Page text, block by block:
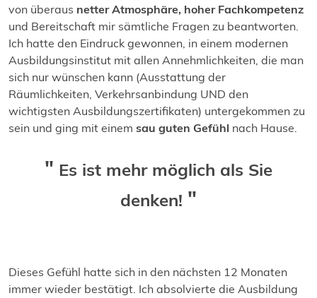
von überaus netter Atmosphäre, hoher Fachkompetenz
und Bereitschaft mir sämtliche Fragen zu beantworten.
Ich hatte den Eindruck gewonnen, in einem modernen
Ausbildungsinstitut mit allen Annehmlichkeiten, die man
sich nur wünschen kann (Ausstattung der
Räumlichkeiten, Verkehrsanbindung UND den
wichtigsten Ausbildungszertifikaten) untergekommen zu
sein und ging mit einem sau guten Gefühl nach Hause.
Es ist mehr möglich als Sie
denken!
Dieses Gefühl hatte sich in den nächsten 12 Monaten
immer wieder bestätigt. Ich absolvierte die Ausbildung